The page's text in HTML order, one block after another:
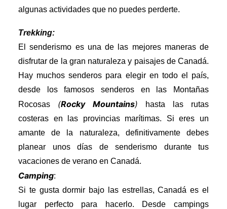
algunas actividades que no puedes perderte.
Trekking:
El senderismo es una de las mejores maneras de
disfrutar de la gran naturaleza y paisajes de Canadá.
Hay muchos senderos para elegir en todo el país,
desde los famosos senderos en las Montañas
Rocosas (Rocky Mountains)
hasta las rutas
costeras en las provincias marítimas. Si eres un
amante de la naturaleza, definitivamente debes
planear unos días de senderismo durante tus
vacaciones de verano en Canadá.
Camping:
Si te gusta dormir bajo las estrellas, Canadá es el
lugar perfecto para hacerlo. Desde campings